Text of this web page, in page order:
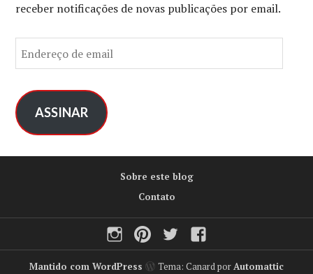
receber notificações de novas publicações por email.
n
e
r
e
a
ASSINAR
Sobre este blog
Contato
InstagramPinterestTwitter
Mantido com WordPress Tema: Canard por Automattic